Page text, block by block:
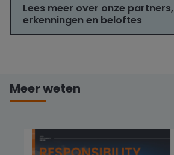
Lees meer over onze partners,
erkenningen en beloftes
Meer weten